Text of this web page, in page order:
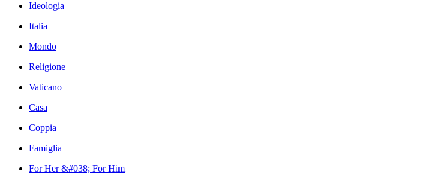
Ideologia
Italia
Mondo
Religione
Vaticano
Casa
Coppia
Famiglia
For Her &#038; For Him